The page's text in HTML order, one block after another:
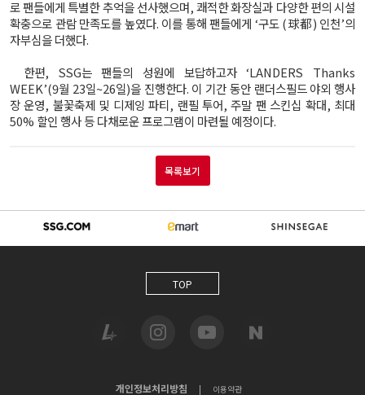
로 팬들에게 특별한 추억을 선사했으며, 쾌적한 화장실과 다양한 편의 시설
확충으로 관람 만족도를 높였다. 이를 통해 팬들에게 ‘구도 (球都) 인천’의
자부심을 더했다.
한편, SSG는 팬들의 성원에 보답하고자 ‘LANDERS Thanks
WEEK’(9월 23일~26일)을 진행한다. 이 기간 동안 랜더스필드 야외 행사
장 운영, 불꽃축제 및 디제잉 파티, 랜필 투어, 주말 팬 스킨십 확대, 최대
50% 할인 행사 등 다채로운 프로그램이 마련될 예정이다.
목록보기
TOP
개인정보처리방침 | 이용약관